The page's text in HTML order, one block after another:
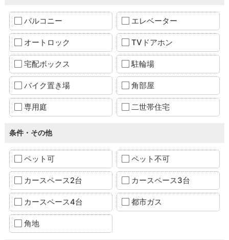
バルコニー エレベーター
オートロック TVドアホン
宅配ボックス 駐輪場
バイク置き場 角部屋
専用庭 二世帯住宅
条件・その他
ペット可 ペット不可
カースペース2台 カースペース3台
カースペース4台 都市ガス
角地